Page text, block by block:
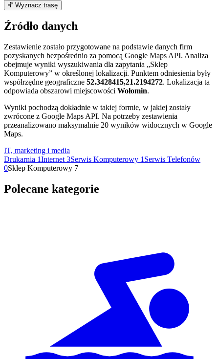
+
−
Wyznacz trasę
Źródło danych
Zestawienie zostało przygotowane na podstawie danych firm
pozyskanych bezpośrednio za pomocą Google Maps API. Analiza
obejmuje wyniki wyszukiwania dla zapytania „Sklep
Komputerowy” w określonej lokalizacji. Punktem odniesienia były
współrzędne geograficzne 52.3428415,21.2194272. Lokalizacja ta
odpowiada obszarowi miejscowości Wołomin.
Wyniki pochodzą dokładnie w takiej formie, w jakiej zostały
zwrócone z Google Maps API. Na potrzeby zestawienia
przeanalizowano maksymalnie 20 wyników widocznych w Google
Maps.
IT, marketing i media
Drukarnia 1Internet 3Serwis Komputerowy 1 Serwis Telefonów
0Sklep Komputerowy 7
Polecane kategorie